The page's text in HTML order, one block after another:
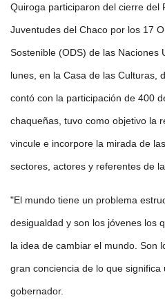
Quiroga participaron del cierre del
Juventudes del Chaco por los 17
Sostenible (ODS) de las Naciones
lunes, en la Casa de las Culturas,
contó con la participación de 400
chaqueñas, tuvo como objetivo la
vincule e incorpore la mirada de
sectores, actores y referentes de la
"El mundo tiene un problema
desigualdad y son los jóvenes los
la idea de cambiar el mundo. Son
gran conciencia de lo que
gobernador.